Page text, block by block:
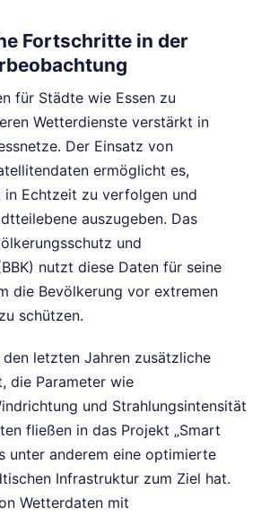
Fortschritte in der
für Städte wie Essen zu
Wetterdienste verstärkt in
Der Einsatz von
ermöglicht es,
Echtzeit zu verfolgen und
auszugeben. Das
und
nutzt diese Daten für seine
die Bevölkerung vor extremen
schützen.
den letzten Jahren zusätzliche
die Parameter wie
und Strahlungsintensität
fließen in das Projekt „Smart
unter anderem eine optimierte
Infrastruktur zum Ziel hat.
Wetterdaten mit